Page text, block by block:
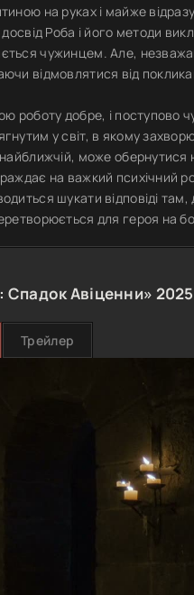
на руках і майже
досвід Роба і його методи
чужинцем. Але,
відмовлятися від
роботу добре, і поступово
у світ, в якому
найближчій, може
на важкий психічний
шукати відповіді
для героя на
Спадок Авіценни» 2025
Трейлер